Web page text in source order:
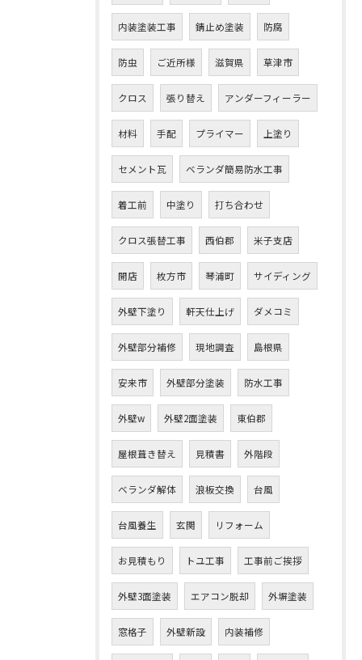
内装塗装工事 錆止め塗装 防腐
防虫 ご近所様 滋賀県 草津市
クロス 張り替え アンダーフィーラー
材料 手配 プライマー 上塗り
セメント瓦 ベランダ簡易防水工事
着工前 中塗り 打ち合わせ
クロス張替工事 西伯郡 米子支店
開店 枚方市 琴浦町 サイディング
外壁下塗り 軒天仕上げ ダメコミ
外壁部分補修 現地調査 島根県
安来市 外壁部分塗装 防水工事
外壁w 外壁2面塗装 東伯郡
屋根葺き替え 見積書 外階段
ベランダ解体 浪板交換 台風
台風養生 玄関 リフォーム
お見積もり トユ工事 工事前ご挨拶
外壁3面塗装 エアコン脱却 外塀塗装
窓格子 外壁新設 内装補修